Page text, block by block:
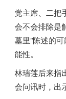
党主席、二把
会不会排除是
墓里”陈述的
能性。
林瑞莲后来指
会问讯时，出